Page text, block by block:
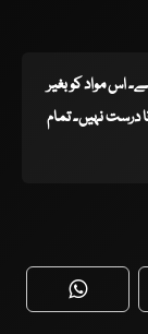
اس مواد کو بغیر
درست نہیں۔ تمام